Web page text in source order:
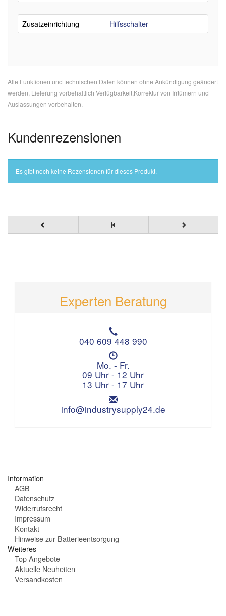
Zusatzeinrichtung Hilfsschalter
Alle Funktionen und technischen Daten können ohne Ankündigung geändert
werden, Lieferung vorbehaltlich Verfügbarkeit,Korrektur von Irrtümern und
Auslassungen vorbehalten.
Kundenrezensionen
Es gibt noch keine Rezensionen für dieses Produkt.
Experten Beratung
T
e
e
o
n
:
040 609 448 990
Ö
f
n
u
n
g
Mo. - Fr.
09 Uhr - 12 Uhr
13 Uhr - 17 Uhr
E
m
i
info@industrysupply24.de
Information
AGB
Datenschutz
Widerrufsrecht
Impressum
Kontakt
Hinweise zur Batterieentsorgung
Weiteres
Top Angebote
Aktuelle Neuheiten
Versandkosten